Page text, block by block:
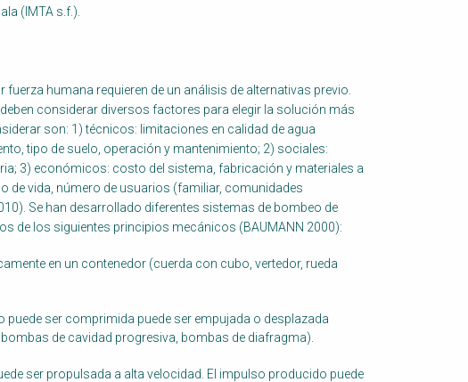
(IMTA s.f.).
humana requieren de un análisis de alternativas previo.
considerar diversos factores para elegir la solución más
son: 1) técnicos: limitaciones en calidad de agua
tipo de suelo, operación y mantenimiento; 2) sociales:
3) económicos: costo del sistema, fabricación y materiales a
de vida, número de usuarios (familiar, comunidades
Se han desarrollado diferentes sistemas de bombeo de
de los siguientes principios mecánicos (BAUMANN 2000):
en un contenedor (cuerda con cubo, vertedor, rueda
puede ser comprimida puede ser empujada o desplazada
de cavidad progresiva, bombas de diafragma).
ser propulsada a alta velocidad. El impulso producido puede